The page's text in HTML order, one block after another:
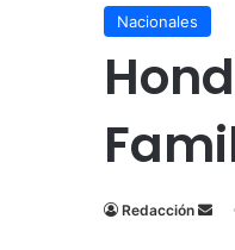
Nacionales
Redacción